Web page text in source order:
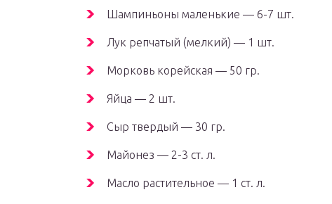
Шампиньоны маленькие — 6-7 шт.
Лук репчатый (мелкий) — 1 шт.
Морковь корейская — 50 гр.
Яйца — 2 шт.
Сыр твердый — 30 гр.
Майонез — 2-3 ст. л.
Масло растительное — 1 ст. л.